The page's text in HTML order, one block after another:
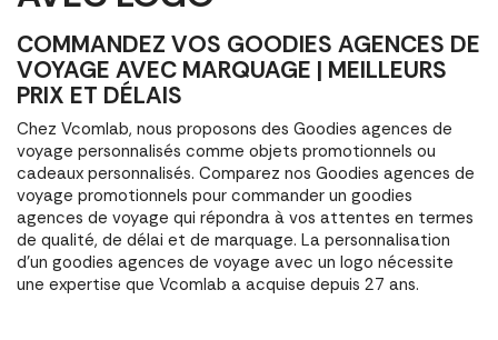
COMMANDEZ VOS GOODIES AGENCES DE
VOYAGE AVEC MARQUAGE | MEILLEURS
PRIX ET DÉLAIS
Chez Vcomlab, nous proposons des Goodies agences de
voyage personnalisés comme objets promotionnels ou
cadeaux personnalisés. Comparez nos Goodies agences de
voyage promotionnels pour commander un goodies
agences de voyage qui répondra à vos attentes en termes
de qualité, de délai et de marquage. La personnalisation
d'un goodies agences de voyage avec un logo nécessite
une expertise que Vcomlab a acquise depuis 27 ans.